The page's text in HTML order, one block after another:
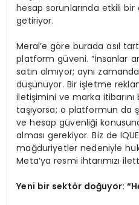
hesap sorunlarında etkili bir
getiriyor.
Meral’e göre burada asıl
platform güveni. “İnsanlar
satın almıyor; aynı
düşünüyor. Bir işletme
iletişimini ve marka
taşıyorsa; o platformun da
ve hesap güvenliği
alması gerekiyor. Biz de
mağduriyetler nedeniyle
Meta’ya resmi ihtarımızı
Yeni bir sektör doğuyor: